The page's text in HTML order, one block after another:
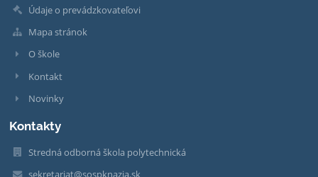
Údaje o prevádzkovateľovi
Mapa stránok
O škole
Kontakt
Novinky
Kontakty
Stredná odborná škola polytechnická
sekretariat@sospknazia.sk